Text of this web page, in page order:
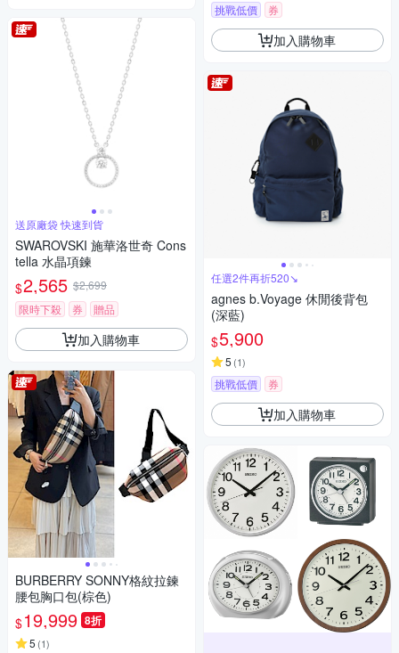
送原廠袋 快速到貨
SWAROVSKI 施華洛世奇 Cons
tella 水晶項鍊
$2,565 $2,699
限時下殺
券 贈品
加入購物車
BURBERRY SONNY格紋拉鍊
腰包胸口包(棕色)
$19,999 8折
5 (1)
挑戰低價 券
加入購物車
任選2件再折520↘
agnes b.Voyage 休閒後背包
(深藍)
$5,900
5 (1)
挑戰低價 券
加入購物車